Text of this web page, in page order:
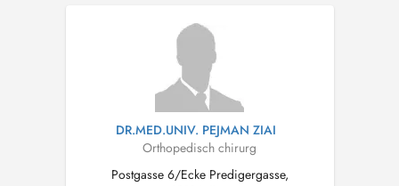
DR.MED.UNIV. PEJMAN ZIAI
Orthopedisch chirurg
Postgasse 6/Ecke Predigergasse,